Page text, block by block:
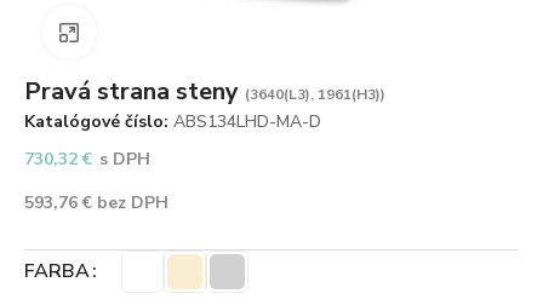
Pravá strana steny (3640(L3), 1961(H3))
Katalógové číslo: ABS134LHD-MA-D
730,32€ s DPH
593,76€ bez DPH
FARBA